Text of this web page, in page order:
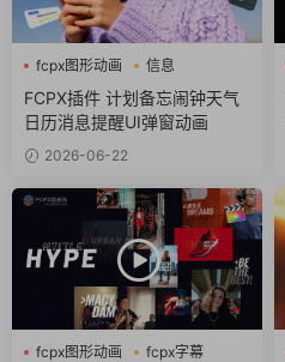
fcpx图形动画
信息
商务风
FCPX插件 计划备忘闹钟天气
日历消息提醒UI弹窗动画
2026-06-22
fcpx图形动画
fcpx字幕